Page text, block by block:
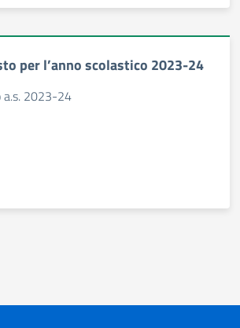
per l’anno scolastico 2023-24
a.s. 2023-24